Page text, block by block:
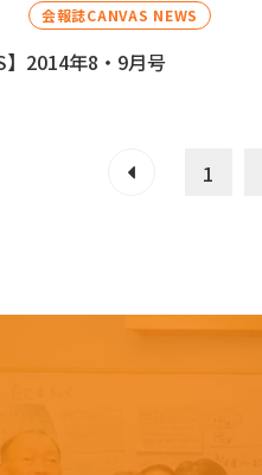
会報誌CANVAS NEWS
】2014年8・9月号
1